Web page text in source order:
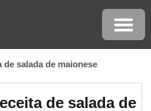
de salada de maionese
de salada de